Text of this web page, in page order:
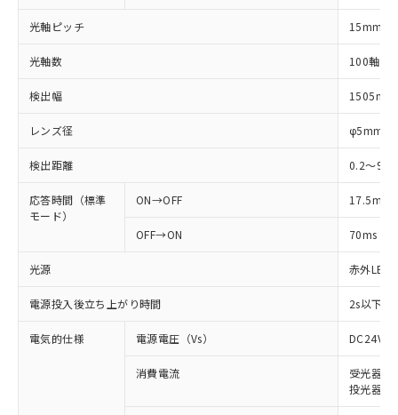
光軸ピッチ 15mm
光軸数 100軸
検出幅 1505mm
レンズ径 φ5mm
検出距離 0.2～9m
応答時間（標準
モード）
ON→OFF 17.5ms
OFF→ON 70ms
光源 赤外LED
電源投入後立ち上がり時間 2s以下(
電気的仕様 電源電圧（Vs）
消費電流
受光器:
投光器: